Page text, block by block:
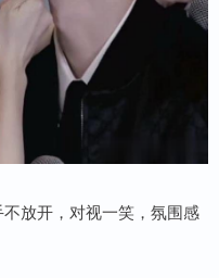
放开，对视一笑，氛围感